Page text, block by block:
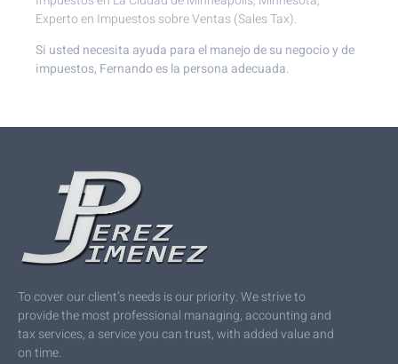
Experto en Impuestos sobre Ventas (Sales Tax).
Si usted necesita ayuda para el manejo de su negocio y de
impuestos, Fernando es la persona adecuada.
To cover our client’s needs is our priority. We strive to
provide the most professional managing, accounting and
tax services, a service you can trust, with added value and
on time.